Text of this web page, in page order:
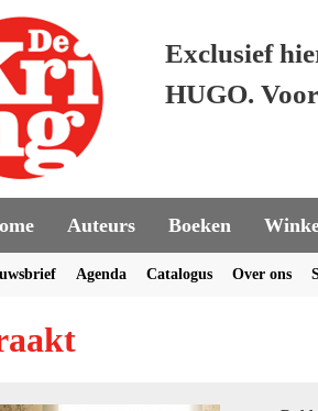
Exclusief
HUGO. Voor
Auteurs Boeken
Agenda Catalogus Over ons